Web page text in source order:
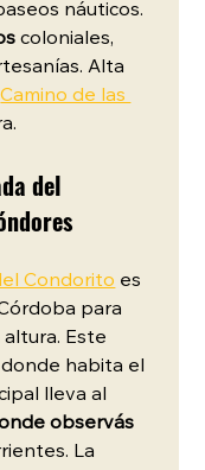
náuticos.
coloniales,
Alta
Camino de las
del
Condorito es
para
Este
habita el
lleva al
observás
La